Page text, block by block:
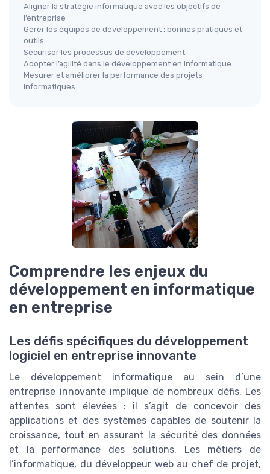
Aligner la stratégie informatique avec les objectifs de
l’entreprise
Gérer les équipes de développement : bonnes pratiques et
outils
Sécuriser les processus de développement
Adopter l’agilité dans le développement en informatique
Mesurer et améliorer la performance des projets
informatiques
Comprendre les enjeux du
développement en informatique
en entreprise
Les défis spécifiques du développement
logiciel en entreprise innovante
Le développement informatique au sein d’une
entreprise innovante implique de nombreux défis. Les
attentes sont élevées : il s’agit de concevoir des
applications et des systèmes capables de soutenir la
croissance, tout en assurant la sécurité des données
et la performance des solutions. Les métiers de
l’informatique, du développeur web au chef de projet,